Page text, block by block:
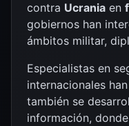
contra Ucrania en
gobiernos han
ámbitos militar,
Especialistas en
internacionales
también se
información,